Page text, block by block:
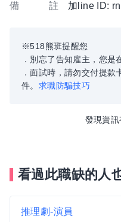
備 註 加line ID:
※518熊班提醒您
．別忘了告知雇主，您是
．面試時，請勿交付提
件。 求職防騙技巧
發現資訊
看過此職缺的人
推理劇-演員